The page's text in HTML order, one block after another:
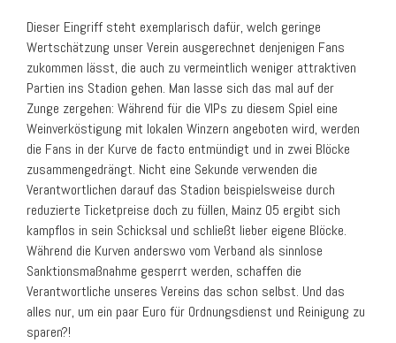
Dieser Eingriff steht exemplarisch dafür, welch geringe
Wertschätzung unser Verein ausgerechnet denjenigen Fans
zukommen lässt, die auch zu vermeintlich weniger attraktiven
Partien ins Stadion gehen. Man lasse sich das mal auf der
Zunge zergehen: Während für die VIPs zu diesem Spiel eine
Weinverköstigung mit lokalen Winzern angeboten wird, werden
die Fans in der Kurve de facto entmündigt und in zwei Blöcke
zusammengedrängt. Nicht eine Sekunde verwenden die
Verantwortlichen darauf das Stadion beispielsweise durch
reduzierte Ticketpreise doch zu füllen, Mainz 05 ergibt sich
kampflos in sein Schicksal und schließt lieber eigene Blöcke.
Während die Kurven anderswo vom Verband als sinnlose
Sanktionsmaßnahme gesperrt werden, schaffen die
Verantwortliche unseres Vereins das schon selbst. Und das
alles nur, um ein paar Euro für Ordnungsdienst und Reinigung zu
sparen?!